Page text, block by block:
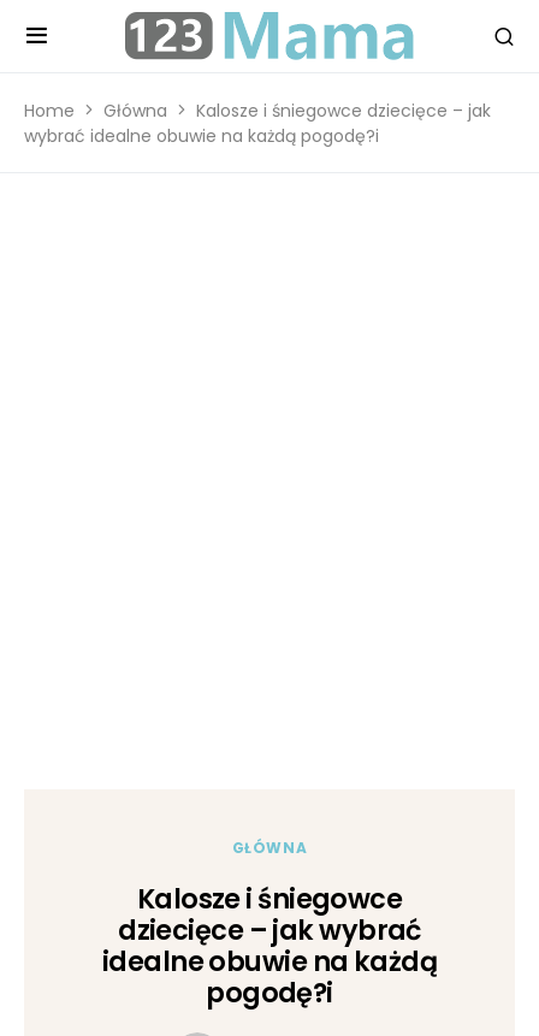
Home Główna
Kalosze i śniegowce dziecięce – jak
wybrać idealne obuwie na każdą pogodę?i
GŁÓWNA
Kalosze i śniegowce
dziecięce – jak wybrać
idealne obuwie na każdą
pogodę?i